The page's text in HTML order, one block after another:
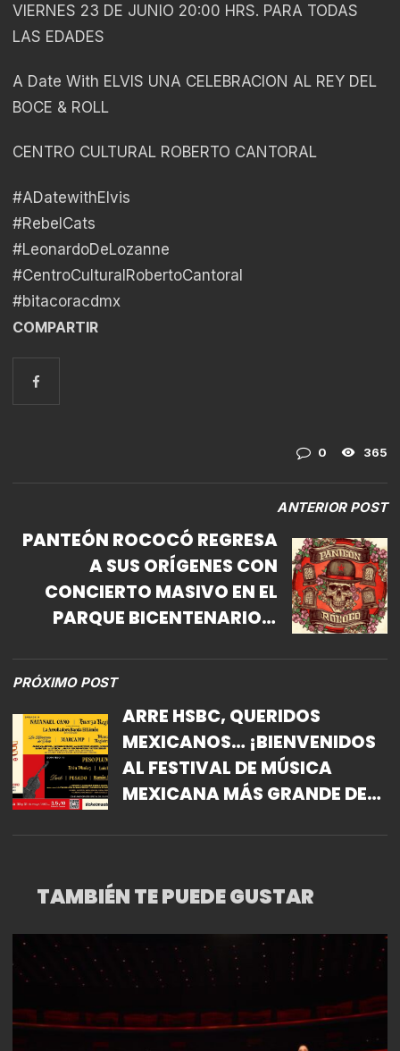
VIERNES 23 DE JUNIO 20:00 HRS. PARA TODAS
LAS EDADES
A Date With ELVIS UNA CELEBRACION AL REY DEL
BOCE & ROLL
CENTRO CULTURAL ROBERTO CANTORAL
#ADatewithElvis
#RebelCats
#LeonardoDeLozanne
#CentroCulturalRobertoCantoral
#bitacoracdmx
COMPARTIR
0 365
ANTERIOR POST
PANTEÓN ROCOCÓ REGRESA
A SUS ORÍGENES CON
CONCIERTO MASIVO EN EL
PARQUE BICENTENARIO Y
PRÓXIMO POST
ARRE HSBC, QUERIDOS
MEXICANOS… ¡BIENVENIDOS
AL FESTIVAL DE MÚSICA
MEXICANA MÁS GRANDE DEL
TAMBIÉN TE PUEDE GUSTAR